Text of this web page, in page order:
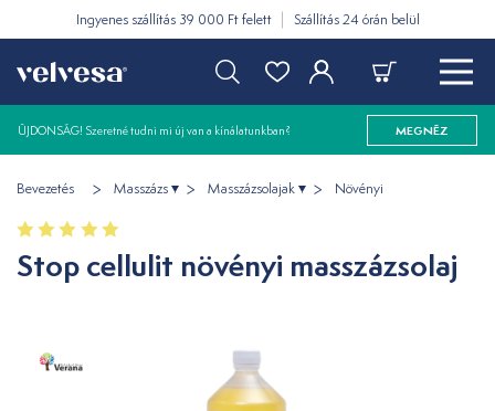
Ingyenes szállítás 39 000 Ft felett Szállítás 24 órán belül
ÚJDONSÁG! Szeretné tudni mi új van a kínálatunkban? MEGNÉZ
Bevezetés Masszázs Masszázsolajak Növényi
Stop cellulit növényi masszázsolaj